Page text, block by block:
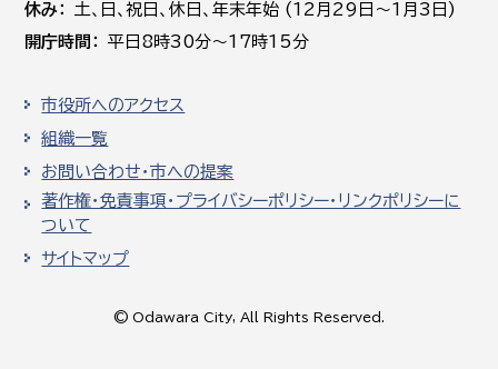
休み
土､日､祝日、休日、年末年始 (12月29日～1月3日)
開庁時間
平日8時30分～17時15分
市役所へのアクセス
組織一覧
お問い合わせ・市への提案
著作権・免責事項・プライバシーポリシー・リンクポリシーに
ついて
サイトマップ
© Odawara City, All Rights Reserved.